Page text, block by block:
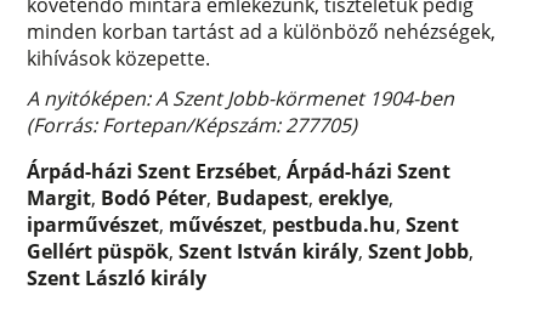
minden korban tartást ad a különböző nehézségek,
kihívások közepette.
A nyitóképen: A Szent Jobb-körmenet 1904-ben
(Forrás: Fortepan/Képszám: 277705)
Árpád-házi Szent Erzsébet,Árpád-házi Szent
Margit, Bodó Péter, Budapest,ereklye,
iparművészet, művészet, pestbuda.hu,Szent
Gellért püspök,Szent István király,Szent Jobb,
Szent László király